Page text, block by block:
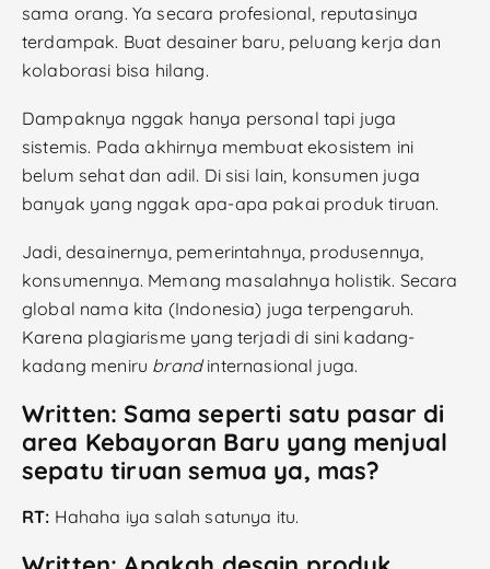
sama orang. Ya secara profesional, reputasinya
terdampak. Buat desainer baru, peluang kerja dan
kolaborasi bisa hilang.
Dampaknya nggak hanya personal tapi juga
sistemis. Pada akhirnya membuat ekosistem ini
belum sehat dan adil. Di sisi lain, konsumen juga
banyak yang nggak apa-apa pakai produk tiruan.
Jadi, desainernya, pemerintahnya, produsennya,
konsumennya. Memang masalahnya holistik. Secara
global nama kita (Indonesia) juga terpengaruh.
Karena plagiarisme yang terjadi di sini kadang-
kadang meniru brandinternasional juga.
Written: Sama seperti satu pasar di
area Kebayoran Baru yang menjual
sepatu tiruan semua ya, mas?
RT: Hahaha iya salah satunya itu.